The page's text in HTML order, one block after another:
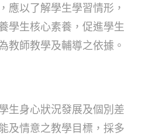
以了解學生學習情形，
學生核心素養，促進學生
教師教學及輔導之依據。
身心狀況發展及個別差
及情意之教學目標，採多